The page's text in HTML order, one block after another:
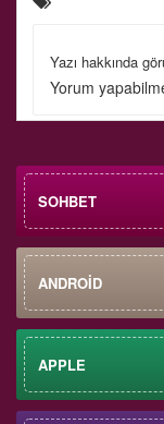
Yazı hakkında
Yorum
SOHBET
ANDROİD
APPLE